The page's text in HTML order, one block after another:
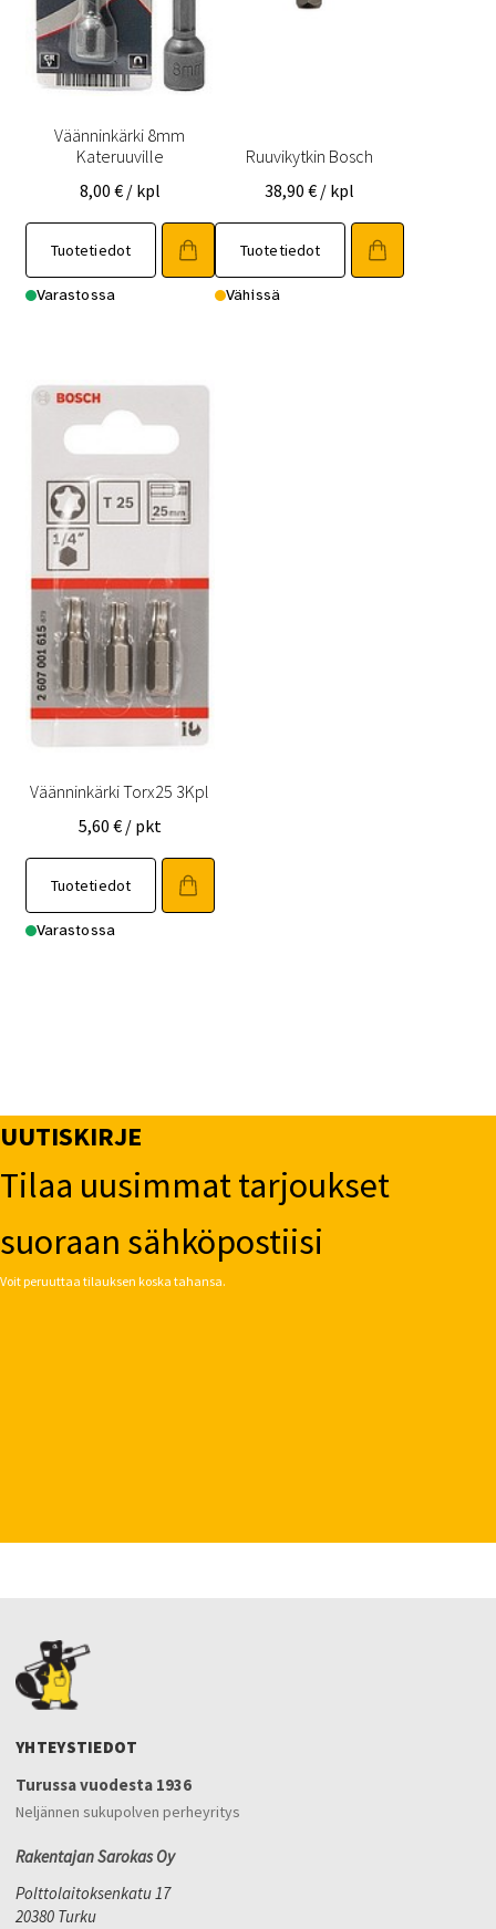
Väänninkärki 8mm
Kateruuville
8,00 € / kpl
Tuotetiedot
Varastossa
Ruuvikytkin Bosch
38,90€ / kpl
Tuotetiedot
Vähissä
Väänninkärki Torx25 3Kpl
5,60 € / pkt
Tuotetiedot
Varastossa
UUTISKIRJE
Tilaa uusimmat tarjoukset
suoraan sähköpostiisi
Voit peruuttaa tilauksen koska tahansa.
YHTEYSTIEDOT
Turussa vuodesta 1936
Neljännen sukupolven perheyritys
Rakentajan Sarokas Oy
Polttolaitoksenkatu 17
20380 Turku